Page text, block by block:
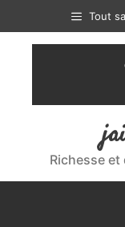
contenu
Tout
Richesse